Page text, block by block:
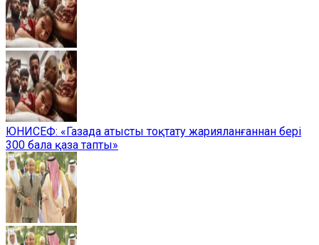
ЮНИСЕФ: «Газада атысты тоқтату жарияланғаннан бері
300 бала қаза тапты»